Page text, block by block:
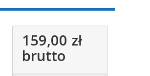
159,00 zł
brutto